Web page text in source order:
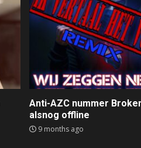
Anti-AZC nummer
alsnog offline
9 months ago